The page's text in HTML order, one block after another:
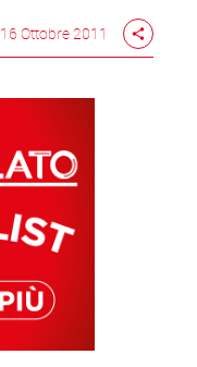
16 Ottobre 2011 share